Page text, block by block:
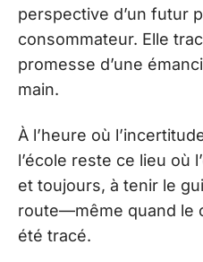
perspective d’un futur
consommateur. Elle
promesse d’une
main.
À l’heure où
l’école reste ce lieu où
et toujours, à tenir le
route—même quand le
été tracé.